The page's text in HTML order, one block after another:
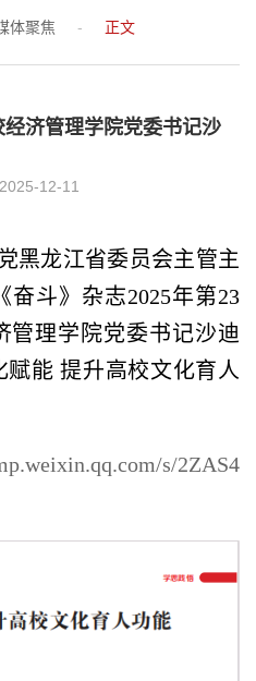
体聚焦 - 正文
经济管理学院党委书记沙
2025-12-11
黑龙江省委员会主管主
斗》杂志2025年第23
管理学院党委书记沙迪
能 提升高校文化育人
s/2ZAS4